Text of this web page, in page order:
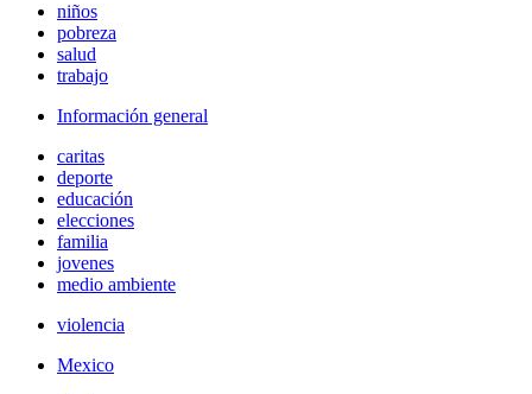
niños
pobreza
salud
trabajo
Información general
caritas
deporte
educación
elecciones
familia
jovenes
medio ambiente
violencia
Mexico